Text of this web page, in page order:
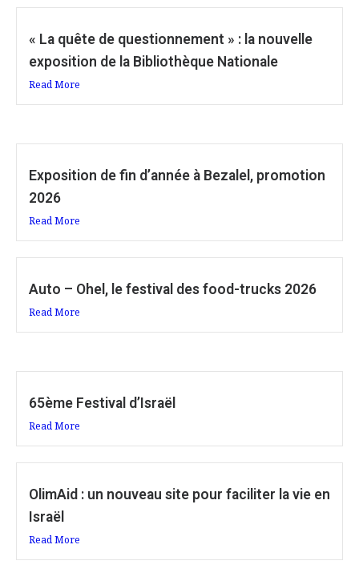
« La quête de questionnement » : la nouvelle
exposition de la Bibliothèque Nationale
Read More
Exposition de fin d’année à Bezalel, promotion
2026
Read More
Auto – Ohel, le festival des food-trucks 2026
Read More
65ème Festival d’Israël
Read More
OlimAid : un nouveau site pour faciliter la vie en
Israël
Read More